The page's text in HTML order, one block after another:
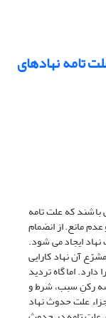
تامه نهادهای
که علت تامه
مانع. از انضمام
نهاد ایجاد می شود.
آن نهاد کارایی
اما گاه تردید
رکنِ سبب، شرط و
علت حدوث نهاد